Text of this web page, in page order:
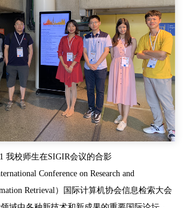
我校师生在SIGIR会议的合影
Conference on Research and
Retrieval）国际计算机协会信息检索大会